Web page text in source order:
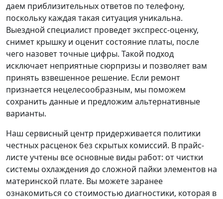
даем приблизительных ответов по телефону,
поскольку каждая такая ситуация уникальна.
Выездной специалист проведет экспресс-оценку,
снимет крышку и оценит состояние платы, после
чего назовет точные цифры. Такой подход
исключает неприятные сюрпризы и позволяет вам
принять взвешенное решение. Если ремонт
признается нецелесообразным, мы поможем
сохранить данные и предложим альтернативные
варианты.
Наш сервисный центр придерживается политики
честных расценок без скрытых комиссий. В прайс-
листе учтены все основные виды работ: от чистки
системы охлаждения до сложной пайки элементов на
материнской плате. Вы можете заранее
ознакомиться со стоимостью диагностики, которая в